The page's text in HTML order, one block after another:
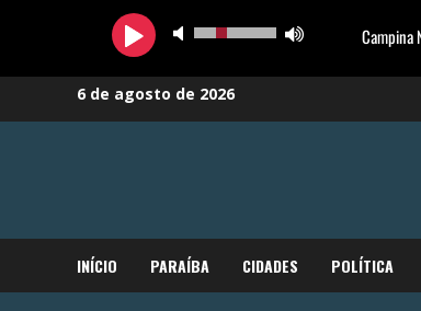
Skip
6 de agosto de 2026
INÍCIO PARAÍBA CIDADES POLÍTICA